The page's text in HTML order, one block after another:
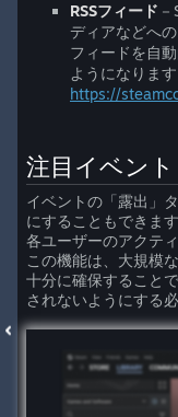
RSSフィード
ディアなどへ
フィードを自
ようになります
https://
注目イベント
イベントの「露出」
にすることもできま
各ユーザーのアクテ
この機能は、大規模
十分に確保すること
されないようにする